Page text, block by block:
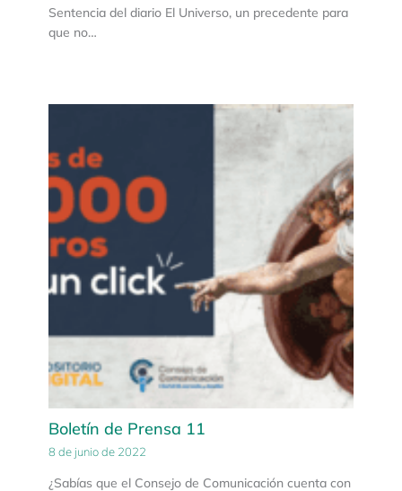
Sentencia del diario El Universo, un precedente para
que no…
Boletín de Prensa 11
8 de junio de 2022
¿Sabías que el Consejo de Comunicación cuenta con